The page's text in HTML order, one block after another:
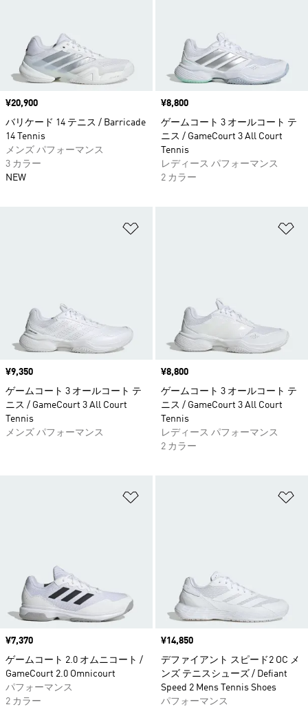
価格
¥20,900
バリケード 14 テニス / Barricade
14 Tennis
メンズ パフォーマンス
3 カラー
NEW
価格
¥8,800
ゲームコート 3 オールコート テ
ニス / GameCourt 3 All Court
Tennis
レディース パフォーマンス
2 カラー
価格
¥9,350
ゲームコート 3 オールコート テ
ニス / GameCourt 3 All Court
Tennis
メンズ パフォーマンス
価格
¥8,800
ゲームコート 3 オールコート テ
ニス / GameCourt 3 All Court
Tennis
レディース パフォーマンス
2 カラー
価格
¥7,370
ゲームコート 2.0 オムニコート /
GameCourt 2.0 Omnicourt
パフォーマンス
2 カラー
価格
¥14,850
デファイアント スピード2 OC メ
ンズ テニスシューズ / Defiant
Speed 2 Mens Tennis Shoes
パフォーマンス